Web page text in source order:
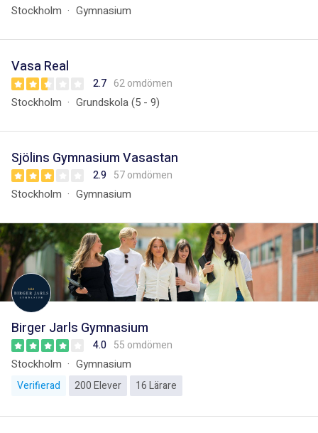
Stockholm Gymnasium
Vasa Real
2.7 62 omdömen
Stockholm Grundskola (5 - 9)
Sjölins Gymnasium Vasastan
2.9 57 omdömen
Stockholm Gymnasium
Birger Jarls Gymnasium
4.0 55 omdömen
Stockholm Gymnasium
Verifierad 200 Elever 16 Lärare